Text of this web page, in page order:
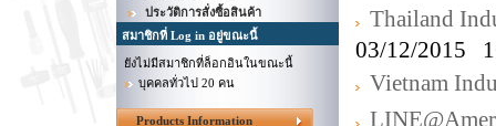
ประวัติการสั่งซื้อสินค้า
สมาชิกที่ Log in อยู่ขณะนี้
ยังไม่มีสมาชิกที่ล็อกอินในขณะนี้
บุคคลทั่วไป 20 คน
Products Information
Thailand
03/12/2015
Vietnam